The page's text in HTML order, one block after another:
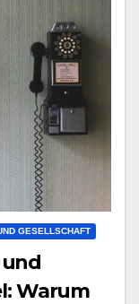
GESELLSCHAFT
Warum